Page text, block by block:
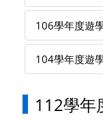
106學年度遊
104學年度遊
112學年